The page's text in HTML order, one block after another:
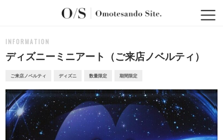
INFORMATION
ディズニーミニアート（ご来店ノベルティ）
ご来店ノベルティ ディズニ 数量限定 期間限定